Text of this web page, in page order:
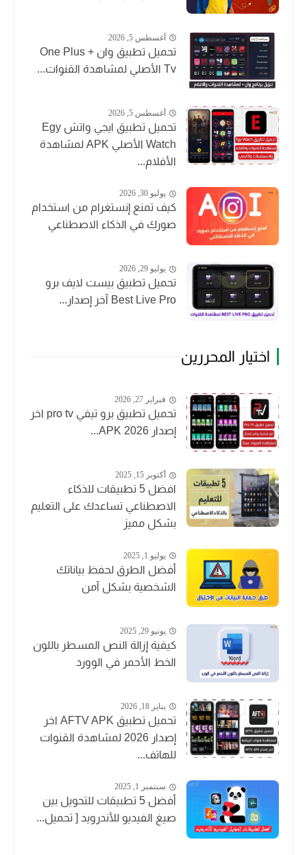
أغسطس 5, 2026
تحميل تطبيق وان + One Plus
Tv الأصلي لمشاهدة القنوات...
أغسطس 5, 2026
تحميل تطبيق ايجي واتش Egy
Watch الأصلي APK لمشاهدة
الأفلام...
يوليو 30, 2026
كيف تمنع إنستغرام من استخدام
صورك في الذكاء الاصطناعي
يوليو 29, 2026
تحميل تطبيق بيست لايف برو
Best Live Pro آخر إصدار...
اختيار المحررين
فبراير 27, 2026
تحميل تطبيق برو تيفي pro tv اخر
إصدار APK 2026...
أكتوبر 15, 2025
افضل 5 تطبيقات للذكاء
الاصطناعي تساعدك على التعليم
بشكل مميز
يوليو 1, 2025
أفضل الطرق لحفظ بياناتك
الشخصية بشكل آمن
يونيو 29, 2025
كيفية إزالة النص المسطر باللون
الخط الأحمر في الوورد
يناير 18, 2026
تحميل تطبيق AFTV APK اخر
إصدار 2026 لمشاهدة القنوات
للهاتف...
سبتمبر 1, 2025
أفضل 5 تطبيقات للتحويل بين
صيغ الفيديو للأندرويد [ تحميل...